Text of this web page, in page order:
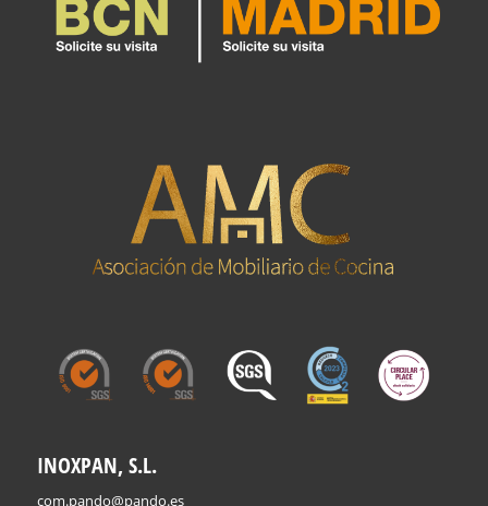
INOXPAN, S.L.
com.pando@pando.es